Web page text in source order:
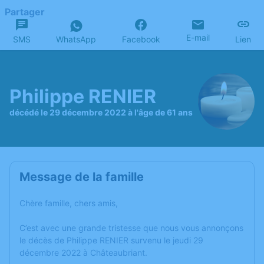
Partager
SMS WhatsApp Facebook E-mail Lien
Philippe RENIER
décédé le 29 décembre 2022 à l'âge de 61 ans
Message de la famille
Chère famille, chers amis,
C’est avec une grande tristesse que nous vous annonçons
le décès de Philippe RENIER survenu le jeudi 29
décembre 2022 à Châteaubriant.